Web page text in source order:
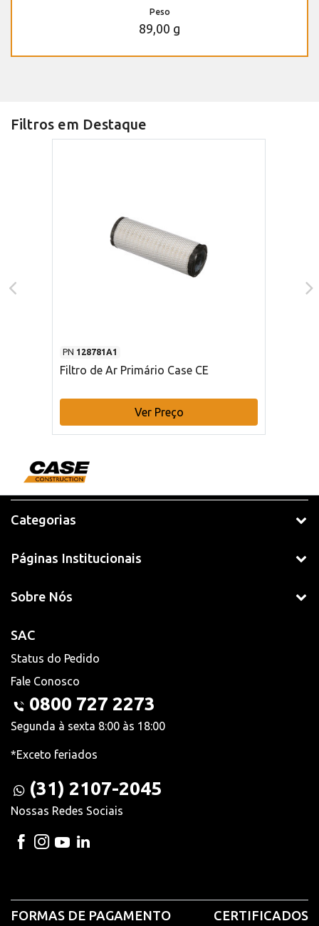
Peso
89,00 g
Filtros em Destaque
PN 128781A1
Filtro de Ar Primário Case CE
Ver Preço
Categorias
Páginas Institucionais
Sobre Nós
SAC
Status do Pedido
Fale Conosco
0800 727 2273
Segunda à sexta 8:00 às 18:00
*Exceto feriados
(31) 2107-2045
Nossas Redes Sociais
FORMAS DE PAGAMENTO CERTIFICADOS